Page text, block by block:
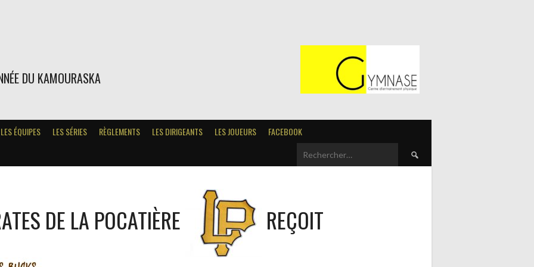
DU KAMOURASKA
LES ÉQUIPES LES SÉRIES RÈGLEMENTS LES DIRIGEANTS LES JOUEURS FACEBOOK
Rechercher :
DE LA POCATIÈRE REÇOIT